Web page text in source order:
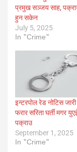
प्रमुख सञ्जय साह,
हुन सकेन
July 5, 2025
In "Crime"
इन्टरपोल रेड नोटिस
फरार सरिता घर्ती मगर
पक्राउ
September 1, 2025
In "Crime"